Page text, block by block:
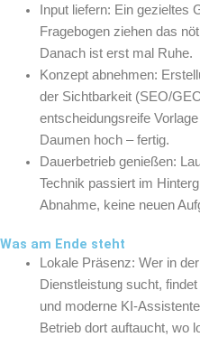
Input liefern: Ein gezieltes
Fragebogen ziehen das
Danach ist erst mal Ruhe.
Konzept abnehmen:
der Sichtbarkeit (SEO/
entscheidungsreife
Daumen hoch – fertig.
Dauerbetrieb genießen:
Technik passiert im
Abnahme, keine neuen
Was am Ende steht
Lokale Präsenz: Wer in
Dienstleistung sucht,
und moderne KI-
Betrieb dort auftaucht, wo